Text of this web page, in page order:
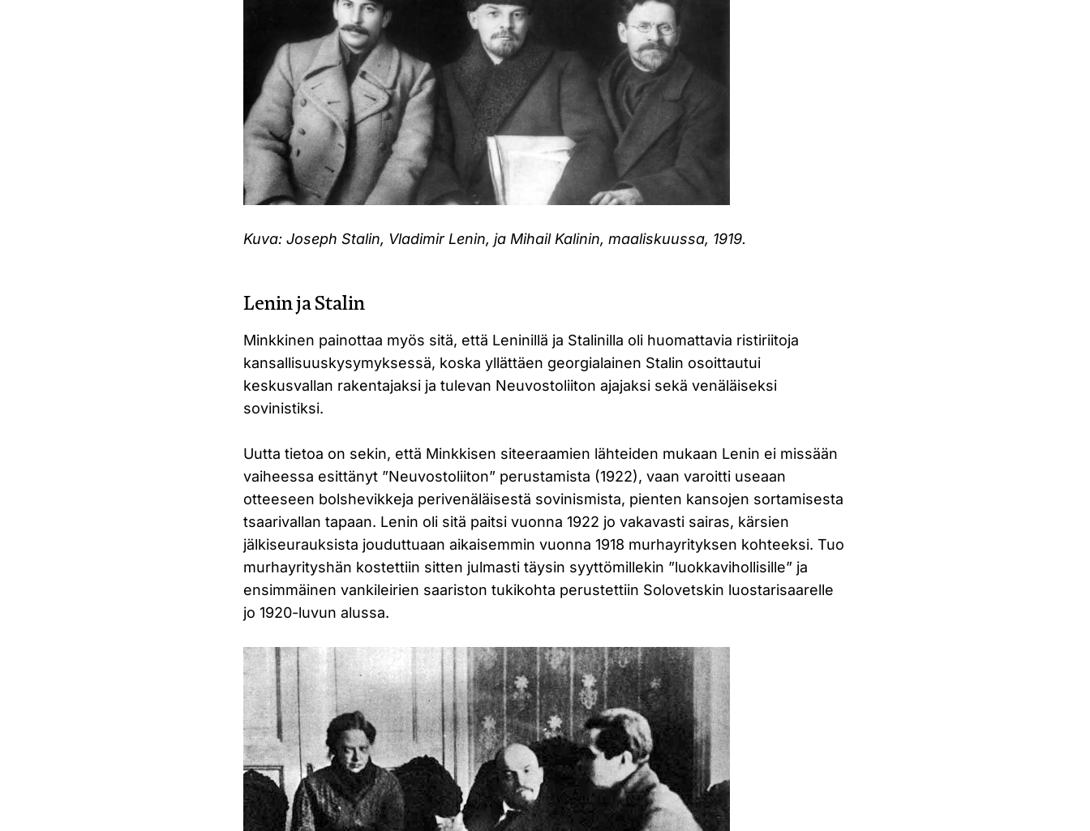
Kuva: Joseph Stalin, Vladimir Lenin, ja Mihail Kalinin, maaliskuussa, 1919.
Lenin ja Stalin
Minkkinen painottaa myös sitä, että Leninillä ja Stalinilla oli huomattavia ristiriitoja
kansallisuuskysymyksessä, koska yllättäen georgialainen Stalin osoittautui
keskusvallan rakentajaksi ja tulevan Neuvostoliiton ajajaksi sekä venäläiseksi
sovinistiksi.
Uutta tietoa on sekin, että Minkkisen siteeraamien lähteiden mukaan Lenin ei missään
vaiheessa esittänyt ”Neuvostoliiton” perustamista (1922), vaan varoitti useaan
otteeseen bolshevikkeja perivenäläisestä sovinismista, pienten kansojen sortamisesta
tsaarivallan tapaan. Lenin oli sitä paitsi vuonna 1922 jo vakavasti sairas, kärsien
jälkiseurauksista jouduttuaan aikaisemmin vuonna 1918 murhayrityksen kohteeksi. Tuo
murhayrityshän kostettiin sitten julmasti täysin syyttömillekin ”luokkavihollisille” ja
ensimmäinen vankileirien saariston tukikohta perustettiin Solovetskin luostarisaarelle
jo 1920-luvun alussa.